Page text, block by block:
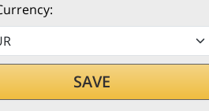
SAVE